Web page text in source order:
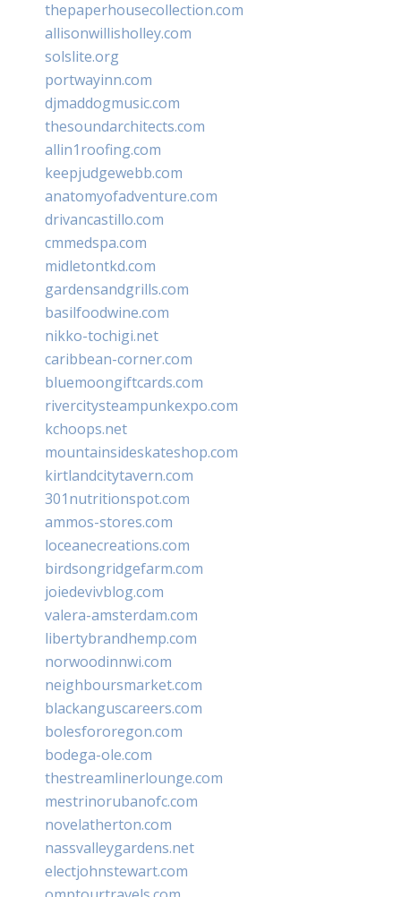
thepaperhousecollection.com
allisonwillisholley.com
solslite.org
portwayinn.com
djmaddogmusic.com
thesoundarchitects.com
allin1roofing.com
keepjudgewebb.com
anatomyofadventure.com
drivancastillo.com
cmmedspa.com
midletontkd.com
gardensandgrills.com
basilfoodwine.com
nikko-tochigi.net
caribbean-corner.com
bluemoongiftcards.com
rivercitysteampunkexpo.com
kchoops.net
mountainsideskateshop.com
kirtlandcitytavern.com
301nutritionspot.com
ammos-stores.com
loceanecreations.com
birdsongridgefarm.com
joiedevivblog.com
valera-amsterdam.com
libertybrandhemp.com
norwoodinnwi.com
neighboursmarket.com
blackanguscareers.com
bolesfororegon.com
bodega-ole.com
thestreamlinerlounge.com
mestrinorubanofc.com
novelatherton.com
nassvalleygardens.net
electjohnstewart.com